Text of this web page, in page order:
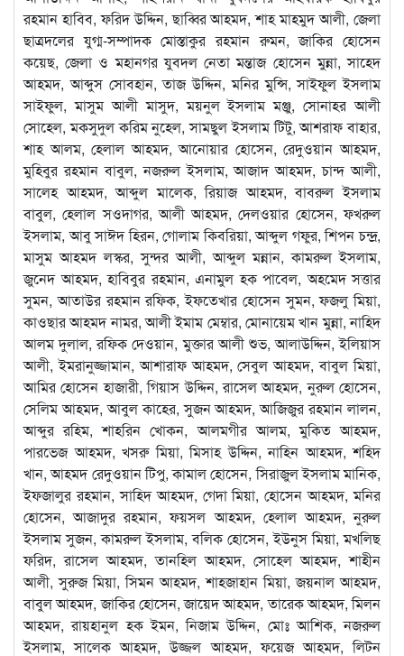
রহমান হাবিব, ফরিদ উদ্দিন, ছাব্বির আহমদ, শাহ মাহমুদ আলী, জেলা
ছাত্রদলের যুগ্ম-সম্পাদক মোস্তাকুর রহমান রুমন, জাকির হোসেন
কয়েছ, জেলা ও মহানগর যুবদল নেতা মন্তাজ হোসেন মুন্না, সাহেদ
আহমদ, আব্দুস সোবহান, তাজ উদ্দিন, মনির মুন্সি, সাইফুল ইসলাম
সাইফুল, মাসুম আলী মাসুদ, ময়নুল ইসলাম মঞ্জু, সোনাহর আলী
সোহেল, মকসুদুল করিম নুহেল, সামছুল ইসলাম টিটু, আশরাফ বাহার,
শাহ আলম, হেলাল আহমদ, আনোয়ার হোসেন, রেদুওয়ান আহমদ,
মুহিবুর রহমান বাবুল, নজরুল ইসলাম, আজাদ আহমদ, চান্দ আলী,
সালেহ আহমদ, আব্দুল মালেক, রিয়াজ আহমদ, বাবরুল ইসলাম
বাবুল, হেলাল সওদাগর, আলী আহমদ, দেলওয়ার হোসেন, ফখরুল
ইসলাম, আবু সাঈদ হিরন, গোলাম কিবরিয়া, আব্দুল গফুর, শিপন চন্দ্র,
মাসুম আহমদ লস্কর, সুন্দর আলী, আব্দুল মন্নান, কামরুল ইসলাম,
জুনেদ আহমদ, হাবিবুর রহমান, এনামুল হক পাবেল, অহমেদ সত্তার
সুমন, আতাউর রহমান রফিক, ইফতেখার হোসেন সুমন, ফজলু মিয়া,
কাওছার আহমদ নামর, আলী ইমাম মেম্বার, মোনায়েম খান মুন্না, নাহিদ
আলম দুলাল, রফিক দেওয়ান, মুক্তার আলী শুভ, আলাউদ্দিন, ইলিয়াস
আলী, ইমরানুজ্জামান, আশারাফ আহমদ, সেবুল আহমদ, বাবুল মিয়া,
আমির হোসেন হাজারী, গিয়াস উদ্দিন, রাসেল আহমদ, নুরুল হোসেন,
সেলিম আহমদ, আবুল কাহের, সুজন আহমদ, আজিজুর রহমান লালন,
আব্দুর রহিম, শাহরিন খোকন, আলমগীর আলম, মুকিত আহমদ,
পারভেজ আহমদ, খসরু মিয়া, মিসাহ উদ্দিন, নাহিন আহমদ, শহিদ
খান, আহমদ রেদুওয়ান টিপু, কামাল হোসেন, সিরাজুল ইসলাম মানিক,
ইফজালুর রহমান, সাহিদ আহমদ, গেদা মিয়া, হোসেন আহমদ, মনির
হোসেন, আজাদুর রহমান, ফয়সল আহমদ, হেলাল আহমদ, নুরুল
ইসলাম সুজন, কামরুল ইসলাম, বলিক হোসেন, ইউনুস মিয়া, মখলিছ
ফরিদ, রাসেল আহমদ, তানহিল আহমদ, সোহেল আহমদ, শাহীন
আলী, সুরুজ মিয়া, সিমন আহমদ, শাহজাহান মিয়া, জয়নাল আহমদ,
বাবুল আহমদ, জাকির হোসেন, জায়েদ আহমদ, তারেক আহমদ, মিলন
আহমদ, রায়হানুল হক ইমন, নিজাম উদ্দিন, মোঃ আশিক, নজরুল
ইসলাম, সালেক আহমদ, উজ্জল আহমদ, ফয়েজ আহমদ, লিটন